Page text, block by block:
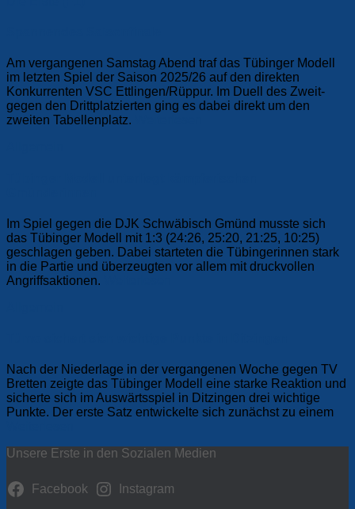
Am vergangenen Samstag Abend traf das Tübinger Modell
im letzten Spiel der Saison 2025/26 auf den direkten
Konkurrenten VSC Ettlingen/Rüppur. Im Duell des Zweit-
gegen den Drittplatzierten ging es dabei direkt um den
zweiten Tabellenplatz.
Im Spiel gegen die DJK Schwäbisch Gmünd musste sich
das Tübinger Modell mit 1:3 (24:26, 25:20, 21:25, 10:25)
geschlagen geben. Dabei starteten die Tübingerinnen stark
in die Partie und überzeugten vor allem mit druckvollen
Angriffsaktionen.
Nach der Niederlage in der vergangenen Woche gegen TV
Bretten zeigte das Tübinger Modell eine starke Reaktion und
sicherte sich im Auswärtsspiel in Ditzingen drei wichtige
Punkte. Der erste Satz entwickelte sich zunächst zu einem
Unsere Erste in den Sozialen Medien
Facebook Instagram